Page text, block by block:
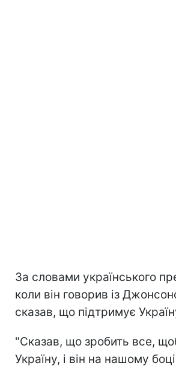
За словами українського
коли він говорив із
сказав, що підтримує
"Сказав, що зробить все,
Україну, і він на нашому